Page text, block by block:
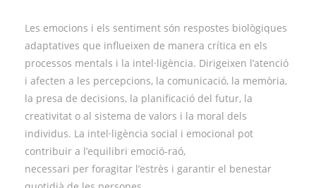
Les emocions i els sentiment són respostes biològiques
adaptatives que influeixen de manera crítica en els
processos mentals i la intel·ligència. Dirigeixen l’atenció
i afecten a les percepcions, la comunicació, la memòria,
la presa de decisions, la planificació del futur, la
creativitat o al sistema de valors i la moral dels
individus. La intel·ligència social i emocional pot
contribuir a l’equilibri emoció-raó,
necessari per foragitar l’estrès i garantir el benestar